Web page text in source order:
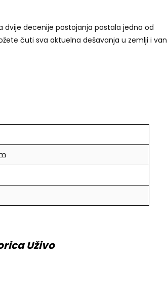
dvije decenije postojanja postala jedna od
čuti sva aktuelna dešavanja u zemlji i van
Uživo